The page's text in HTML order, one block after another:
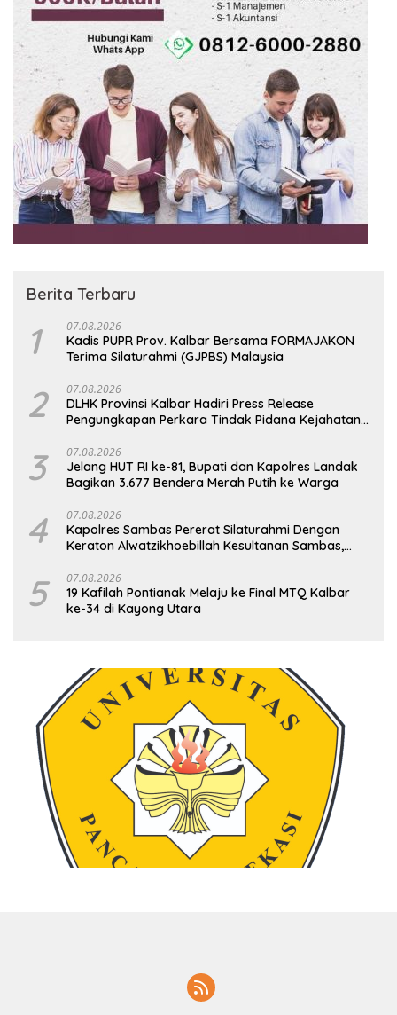
Berita Terbaru
1 07.08.2026
Kadis PUPR Prov. Kalbar Bersama FORMAJAKON
Terima Silaturahmi (GJPBS) Malaysia
2 07.08.2026
DLHK Provinsi Kalbar Hadiri Press Release
Pengungkapan Perkara Tindak Pidana Kejahatan
3 07.08.2026
Jelang HUT RI ke-81, Bupati dan Kapolres Landak
Bagikan 3.677 Bendera Merah Putih ke Warga
4 07.08.2026
‎Kapolres Sambas Pererat Silaturahmi Dengan
Keraton Alwatzikhoebillah Kesultanan Sambas,
5 07.08.2026
19 Kafilah Pontianak Melaju ke Final MTQ Kalbar
ke-34 di Kayong Utara